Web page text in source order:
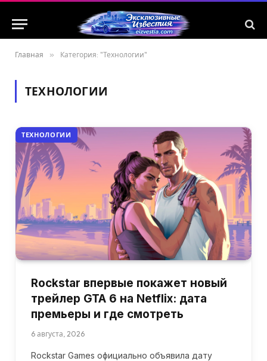
Главная » Категория: "Технологии"
ТЕХНОЛОГИИ
ТЕХНОЛОГИИ
Rockstar впервые покажет новый
трейлер GTA 6 на Netflix: дата
премьеры и где смотреть
6 августа, 2026
Rockstar Games официально объявила дату